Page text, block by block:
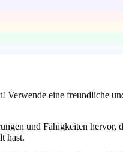
Verwende eine freundliche
und Fähigkeiten
hast.